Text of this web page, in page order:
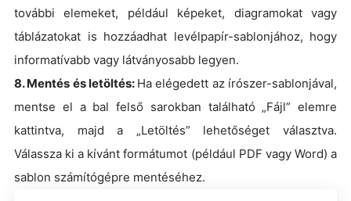
további elemeket, például képeket, diagramokat vagy
táblázatokat is hozzáadhat levélpapír-sablonjához, hogy
informatívabb vagy látványosabb legyen.
8. Mentés és letöltés: Ha elégedett az írószer-sablonjával,
mentse el a bal felső sarokban található „Fájl” elemre
kattintva, majd a „Letöltés” lehetőséget választva.
Válassza ki a kívánt formátumot (például PDF vagy Word) a
sablon számítógépre mentéséhez.